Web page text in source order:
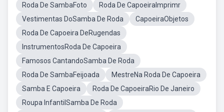
Roda De SambaFoto
Roda De CapoeiraImprimr
Vestimentas DoSamba De Roda
CapoeiraObjetos
Roda De Capoeira DeRugendas
InstrumentosRoda De Capoeira
Famosos CantandoSamba De Roda
Roda De SambaFeijoada
MestreNa Roda De Capoeira
Samba E Capoeira
Roda De CapoeiraRio De Janeiro
Roupa InfantilSamba De Roda